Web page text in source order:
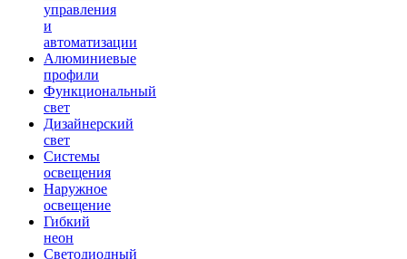
управления
и
автоматизации
Алюминиевые
профили
Функциональный
свет
Дизайнерский
свет
Системы
освещения
Наружное
освещение
Гибкий
неон
Светодиодный